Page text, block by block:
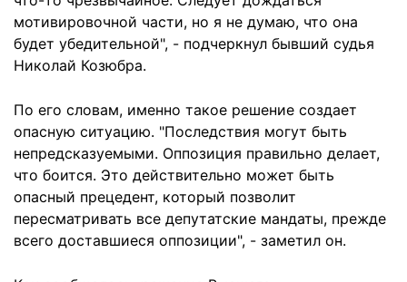
мотивировочной части, но я не думаю, что она
будет убедительной", - подчеркнул бывший судья
Николай Козюбра.
По его словам, именно такое решение создает
опасную ситуацию. "Последствия могут быть
непредсказуемыми. Оппозиция правильно делает,
что боится. Это действительно может быть
опасный прецедент, который позволит
пересматривать все депутатские мандаты, прежде
всего доставшиеся оппозиции", - заметил он.